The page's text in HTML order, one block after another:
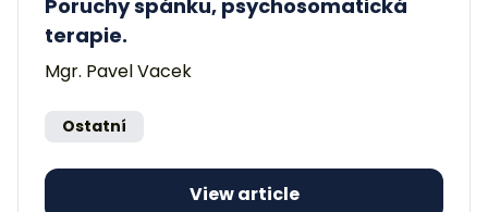
Poruchy spánku, psychosomatická
terapie.
Mgr. Pavel Vacek
Ostatní
View article